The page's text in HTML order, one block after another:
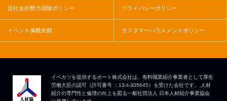
反社会的勢力排除ポリシー プライバシーポリシー
イベント掲載依頼 カスタマーハラスメントポリシー